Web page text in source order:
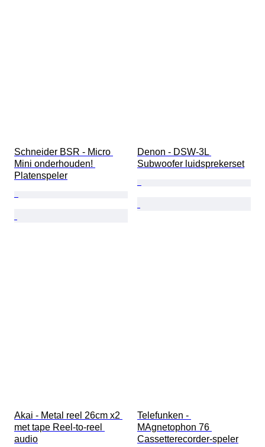
Schneider BSR - Micro
Mini onderhouden!
Platenspeler
Denon - DSW-3L
Subwoofer luidsprekerset
Akai - Metal reel 26cm x2
met tape Reel-to-reel
audio
Telefunken -
MAgnetophon 76
Cassetterecorder-speler